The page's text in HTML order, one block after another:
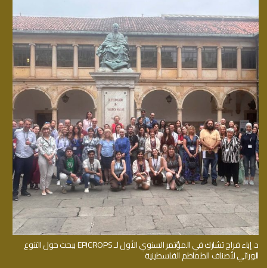
د. إباء فراح تشارك في المؤتمر السنوي الأول لـ EPICROPS ببحث حول التنوع
الوراثي لأصناف الطماطم الفلسطينية